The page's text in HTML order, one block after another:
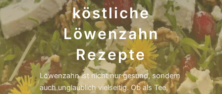
köstliche
Löwenzahn
Rezepte
Löwenzahn ist nicht nur gesund, sondern
auch unglaublich vielseitig. Ob als Tee,